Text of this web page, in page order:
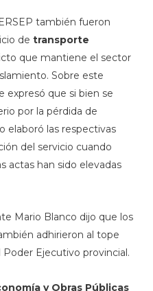
también fueron
de transporte
que mantiene el sector
Sobre este
expresó que si bien se
por la pérdida de
elaboró las respectivas
del servicio cuando
actas han sido elevadas
Mario Blanco dijo que los
adhirieron al tope
Poder Ejecutivo provincial.
y Obras Públicas